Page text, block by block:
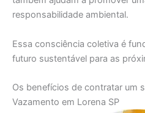
responsabilidade ambiental.
Essa consciência coletiva é
futuro sustentável para as
Os benefícios de contratar um
Vazamento em Lorena SP